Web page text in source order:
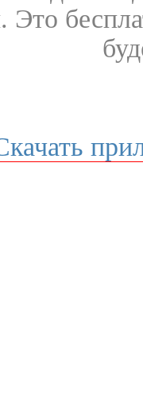
Это